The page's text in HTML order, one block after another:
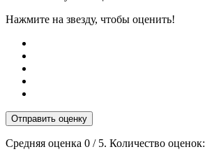
Нажмите на звезду, чтобы оценить!
Отправить оценку
Средняя оценка 0 / 5. Количество оценок: